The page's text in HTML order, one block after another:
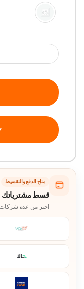
متاح الدفع والتقسيط
قسط مشترياتك
اختر من عدة شركات